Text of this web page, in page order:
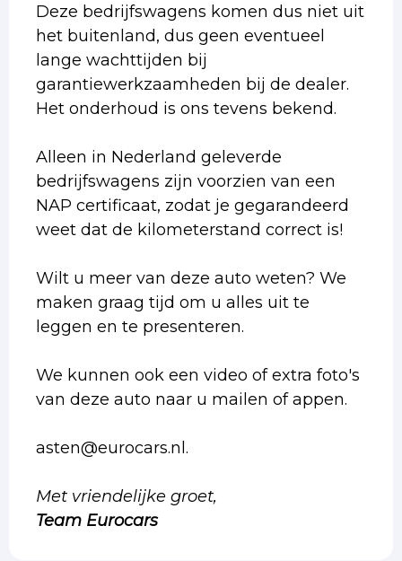
Deze bedrijfswagens komen dus niet uit
het buitenland, dus geen eventueel
lange wachttijden bij
garantiewerkzaamheden bij de dealer.
Het onderhoud is ons tevens bekend.
Alleen in Nederland geleverde
bedrijfswagens zijn voorzien van een
NAP certificaat, zodat je gegarandeerd
weet dat de kilometerstand correct is!
Wilt u meer van deze auto weten? We
maken graag tijd om u alles uit te
leggen en te presenteren.
We kunnen ook een video of extra foto's
van deze auto naar u mailen of appen.
asten@eurocars.nl.
Met vriendelijke groet,
Team Eurocars